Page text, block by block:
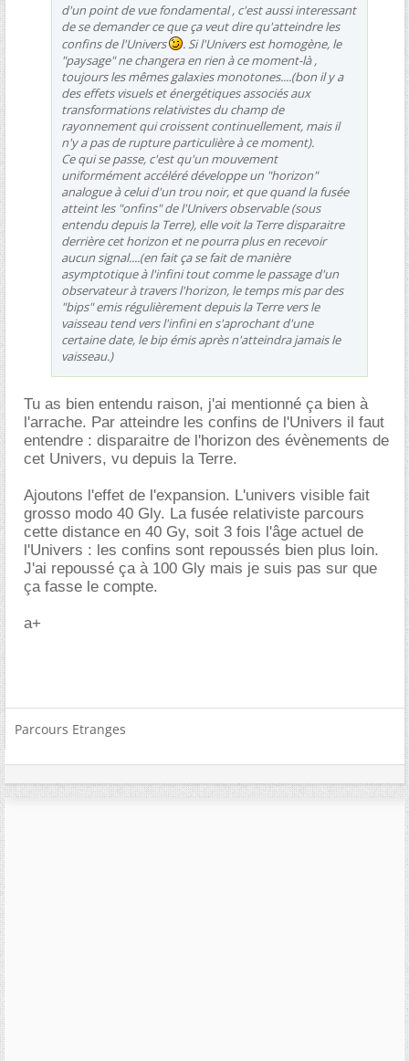
d'un point de vue fondamental , c'est aussi interessant
de se demander ce que ça veut dire qu'atteindre les
confins de l'Univers
. Si l'Univers est homogène, le
"paysage" ne changera en rien à ce moment-là ,
toujours les mêmes galaxies monotones....(bon il y a
des effets visuels et énergétiques associés aux
transformations relativistes du champ de
rayonnement qui croissent continuellement, mais il
n'y a pas de rupture particulière à ce moment).
Ce qui se passe, c'est qu'un mouvement
uniformément accéléré développe un "horizon"
analogue à celui d'un trou noir, et que quand la fusée
atteint les "onfins" de l'Univers observable (sous
entendu depuis la Terre), elle voit la Terre disparaitre
derrière cet horizon et ne pourra plus en recevoir
aucun signal....(en fait ça se fait de manière
asymptotique à l'infini tout comme le passage d'un
observateur à travers l'horizon, le temps mis par des
"bips" emis régulièrement depuis la Terre vers le
vaisseau tend vers l'infini en s'aprochant d'une
certaine date, le bip émis après n'atteindra jamais le
vaisseau.)
Tu as bien entendu raison, j'ai mentionné ça bien à
l'arrache. Par atteindre les confins de l'Univers il faut
entendre : disparaitre de l'horizon des évènements de
cet Univers, vu depuis la Terre.
Ajoutons l'effet de l'expansion. L'univers visible fait
grosso modo 40 Gly. La fusée relativiste parcours
cette distance en 40 Gy, soit 3 fois l'âge actuel de
l'Univers : les confins sont repoussés bien plus loin.
J'ai repoussé ça à 100 Gly mais je suis pas sur que
ça fasse le compte.
a+
Parcours Etranges